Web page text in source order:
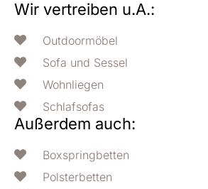
Wir vertreiben u.A.:
Outdoormöbel
Sofa und Sessel
Wohnliegen
Schlafsofas
Außerdem auch:
Boxspringbetten
Polsterbetten